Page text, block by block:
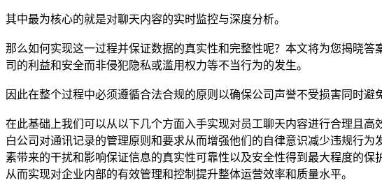
其中最为核心的就是对聊天内容的实时监控与深度分析。
那么如何实现这一过程并保证数据的真实性和完整性呢？本文将为您揭晓
司的利益和安全而非侵犯隐私或滥用权力等不当行为的发生。
因此在整个过程中必须遵循合法合规的原则以确保公司声誉不受损害同时避
在此基础上我们可以从以下几个方面入手实现对员工聊天内容进行合理且
白公司对通讯记录的管理原则和要求从而增强他们的自律意识减少违规行
素带来的干扰和影响保证信息的真实性可靠性以及安全性得到最大程度的
从而实现对企业内部的有效管理和控制提升整体运营效率和质量水平。